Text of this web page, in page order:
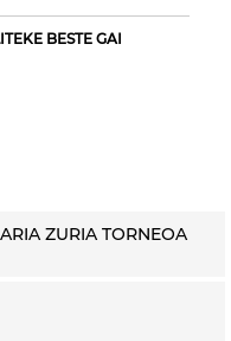
BESTE GAI
ZURIA TORNEOA